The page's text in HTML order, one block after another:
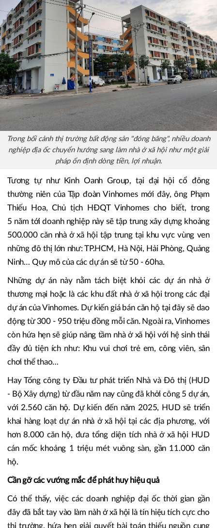
Trong bối cảnh thị trường bất động sản "đóng băng", nhiều doanh
nghiệp địa ốc chuyển hướng sang làm nhà ở xã hội như một giải
pháp ổn định dòng tiền, lợi nhuận.
Tương tự như Kinh Oanh Group, tại đại hội cổ đông
thường niên của Tập đoàn Vinhomes mới đây, ông Phạm
Thiếu Hoa, Chủ tịch HĐQT Vinhomes cho biết, trong
5 năm tới doanh nghiệp này sẽ tập trung xây dựng khoảng
500.000 căn nhà ở xã hội tập trung tại khu vực vùng ven
những đô thị lớn như: TP.HCM, Hà Nội, Hải Phòng, Quảng
Ninh… Quy mô của các dự án sẽ từ 50 - 60ha.
Những dự án này nằm tách biệt khỏi các dự án nhà ở
thương mại hoặc là các khu đất nhà ở xã hội trong các đại
dự án của Vinhomes. Dự kiến giá bán căn hộ tại đây sẽ dao
động từ 300 - 950 triệu đồng mỗi căn. Ngoài ra, Vinhomes
còn hứa hẹn sẽ giúp nâng tầm nhà ở xã hội với hệ sinh thái
đầy đủ tiện ích như: Khu vui chơi trẻ em, công viên, sân
chơi thể thao…
Hay Tổng công ty Đầu tư phát triển Nhà và Đô thị (HUD
- Bộ Xây dựng) từ đầu năm nay cũng đã khởi công 5 dự án,
với 2.560 căn hộ. Dự kiến đến năm 2025, HUD sẽ triển
khai hàng loạt dự án nhà ở xã hội tại các địa phương, với
hơn 8.000 căn hộ, đưa tổng diện tích nhà ở xã hội HUD
cán mốc khoảng 1 triệu mét vuông sàn, gần 11.000 căn
hộ.
Cần gỡ các vướng mắc để phát huy hiệu quả
Có thể thấy, việc các doanh nghiệp đại ốc thời gian gần
đây đã bắt tay vào làm nàh ở xã hội là tín hiệu tích cực cho
thị trường, hứa hẹn giải quyết bài toán thiếu nguồn cung